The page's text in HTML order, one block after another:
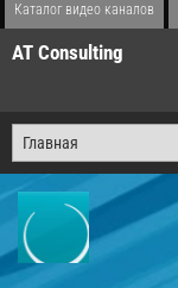
Каталог видео каналов
AT Consulting